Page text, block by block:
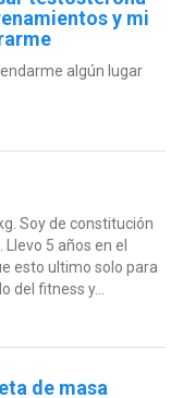
y mi
algún lugar
Soy de constitución
5 años en el
esto ultimo solo para
fitness y...
de masa